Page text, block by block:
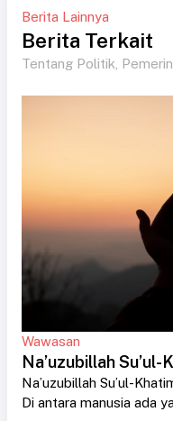
Berita Lainnya
Berita Terkait
Tentang Politik,
Wawasan
Na’uzubillah Su’ul-
Na’uzubillah Su’ul-
Di antara manusia ada